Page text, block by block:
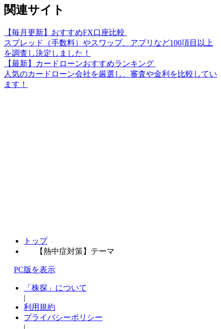
関連サイト
【毎月更新】おすすめFX口座比較
スプレッド（手数料）やスワップ、アプリなど100項目以上
を調査し決定しました！
【最新】カードローンおすすめランキング
人気のカードローン会社を厳選し、審査や金利を比較してい
ます！
トップ
【熱中症対策】テーマ
PC版を表示
「株探」について
|
利用規約
プライバシーポリシー